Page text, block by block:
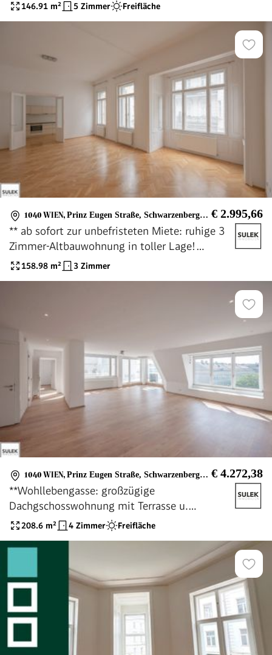
146.91 m² 5 Zimmer Freifläche
1040 WIEN, Prinz Eugen Straße, Schwarzenbergplatz € 2.995,66
** ab sofort zur unbefristeten Miete: ruhige 3
Zimmer-Altbauwohnung in toller Lage!
Wohllebengasse **
158.98 m² 3 Zimmer
1040 WIEN, Prinz Eugen Straße, Schwarzenbergplatz € 4.272,38
**Wohllebengasse: großzügige
Dachgschosswohnung mit Terrasse u.
Fernblick - Nähe Belvedere / Innenstadt **
208.6 m² 4 Zimmer Freifläche